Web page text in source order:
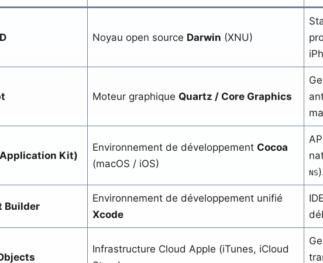
Noyau open source Darwin (XNU)
Moteur graphique Quartz / Core Graphics
Kit)
Environnement de développement Cocoa
(macOS / iOS)
NS
Builder
Environnement de développement unifié
Xcode
Infrastructure Cloud Apple (iTunes, iCloud